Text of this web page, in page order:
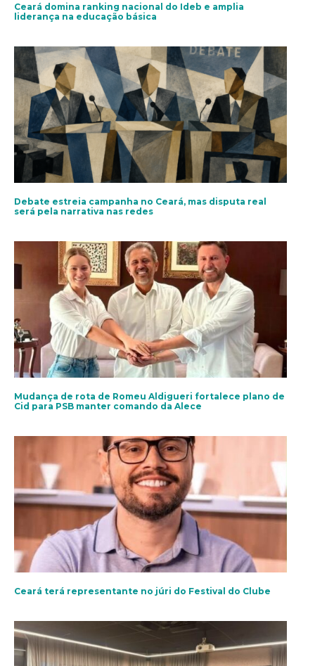
Ceará domina ranking nacional do Ideb e amplia
liderança na educação básica
Debate estreia campanha no Ceará, mas disputa real
será pela narrativa nas redes
Mudança de rota de Romeu Aldigueri fortalece plano de
Cid para PSB manter comando da Alece
Ceará terá representante no júri do Festival do Clube